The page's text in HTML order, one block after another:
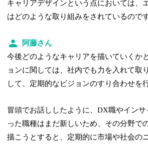
キャリアデザインという点においては、
はどのような取り組みをされているので
阿藤さん
今後どのようなキャリアを描いていくか
ョンに関しては、社内でも力を入れて取
して、定期的なビジョンのすり合わせを
冒頭でお話ししたように、DX職やイン
った職種はまだ新しいため、その分野で
描こうとすると、定期的に市場や社会の